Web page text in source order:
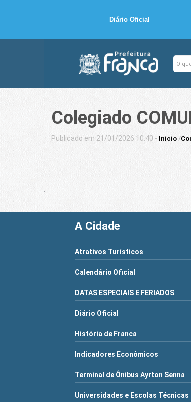
Diário Oficial
Colegiado
Publicado em 21/01/2026 10:40 - Início /
A Cidade
Atrativos Turísticos
Calendário Oficial
DATAS ESPECIAIS E FERIADOS
Diário Oficial
História de Franca
Indicadores Econômicos
Terminal de Ônibus Ayrton Senna
Universidades e Escolas Técnicas